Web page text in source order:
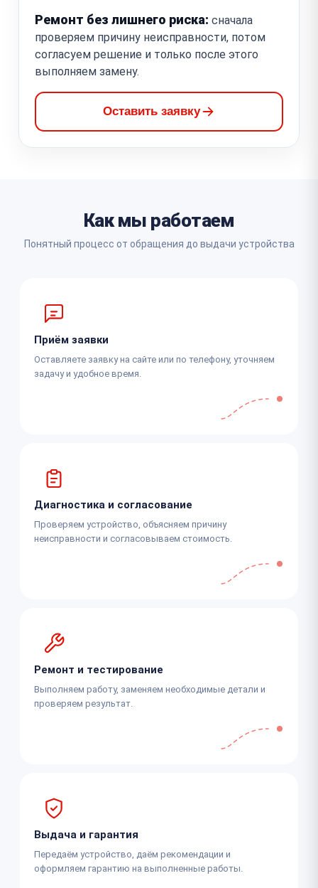
Ремонт без лишнего риска: сначала
проверяем причину неисправности, потом
согласуем решение и только после этого
выполняем замену.
Оставить заявку
Как мы работаем
Понятный процесс от обращения до выдачи устройства
Приём заявки
Оставляете заявку на сайте или по телефону, уточняем
задачу и удобное время.
Диагностика и согласование
Проверяем устройство, объясняем причину
неисправности и согласовываем стоимость.
Ремонт и тестирование
Выполняем работу, заменяем необходимые детали и
проверяем результат.
Выдача и гарантия
Передаём устройство, даём рекомендации и
оформляем гарантию на выполненные работы.